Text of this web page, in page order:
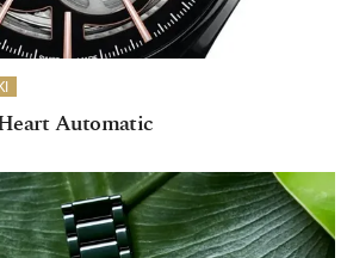
Automatic